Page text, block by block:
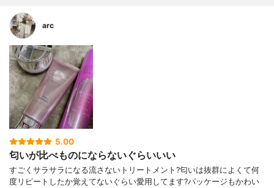
arc
5.00
匂いが比べものにならないぐらいいい
すごくサラサラになる流さないトリートメント?匂いは抜群によくて何
度リピートしたか覚えてないぐらい愛用してます?パッケージもかわい